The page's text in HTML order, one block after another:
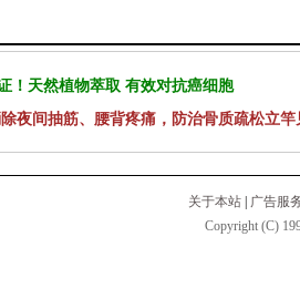
！天然植物萃取 有效对抗癌细胞
夜间抽筋、腰背疼痛，防治骨质疏松立竿
关于本站
广告服
Copyright (C)